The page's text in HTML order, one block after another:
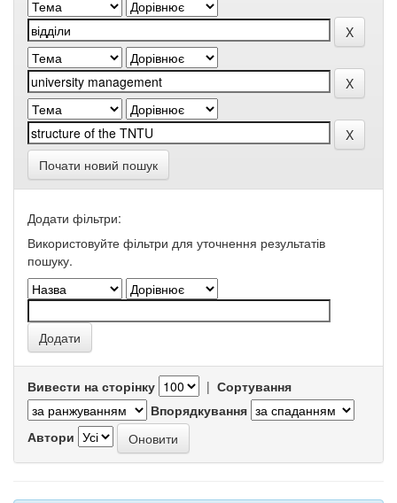
Почати новий пошук
Додати фільтри:
Використовуйте фільтри для уточнення результатів
пошуку.
Вивести на сторінку | Сортування
Впорядкування
Автори